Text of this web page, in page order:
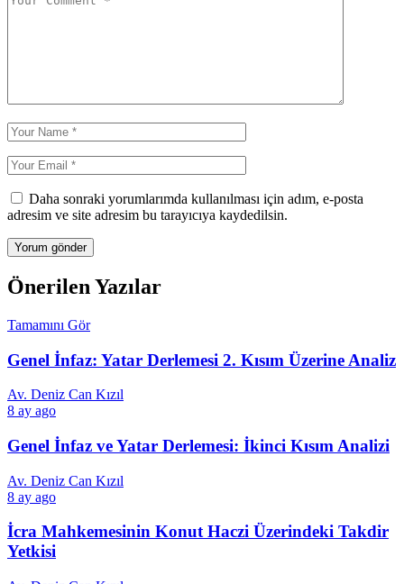
Daha sonraki yorumlarımda kullanılması için adım, e-posta
adresim ve site adresim bu tarayıcıya kaydedilsin.
Önerilen Yazılar
Tamamını Gör
Genel İnfaz: Yatar Derlemesi 2. Kısım Üzerine Analiz
Av. Deniz Can Kızıl
8 ay ago
Genel İnfaz ve Yatar Derlemesi: İkinci Kısım Analizi
Av. Deniz Can Kızıl
8 ay ago
İcra Mahkemesinin Konut Haczi Üzerindeki Takdir
Yetkisi